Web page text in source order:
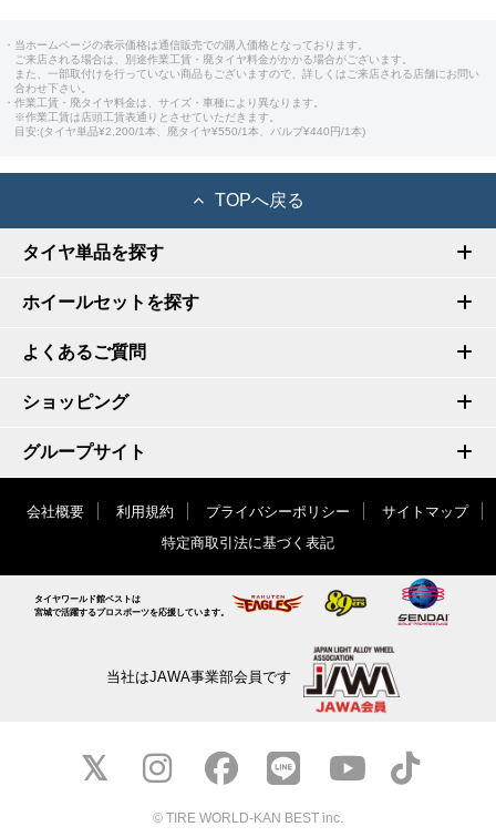
・当ホームページの表示価格は通信販売での購入価格となっております。
ご来店される場合は、別途作業工賃・廃タイヤ料金がかかる場合がございます。
また、一部取付けを行っていない商品もございますので、詳しくはご来店される店舗にお問い
合わせ下さい。
・作業工賃・廃タイヤ料金は、サイズ・車種により異なります。
※作業工賃は店頭工賃表通りとさせていただきます。
目安:(タイヤ単品¥2,200/1本、廃タイヤ¥550/1本、バルブ¥440円/1本)
TOPへ戻る
タイヤ単品を探す
ホイールセットを探す
よくあるご質問
ショッピング
グループサイト
会社概要 利用規約 プライバシーポリシー
サイトマップ
特定商取引法に基づく表記
タイヤワールド館ベストは
宮城で活躍するプロスポーツを応援しています。
当社はJAWA事業部会員です
© TIRE WORLD-KAN BEST inc.